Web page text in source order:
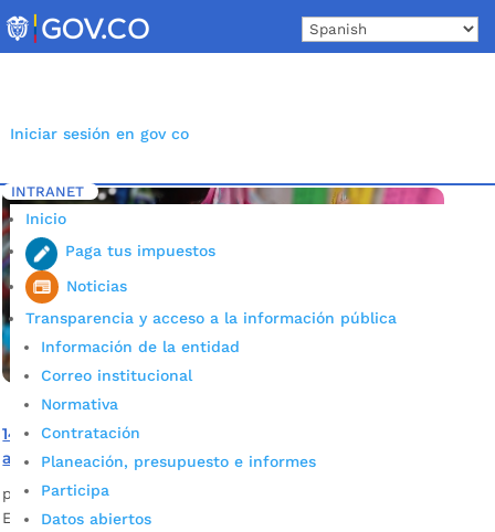
to
content
Iniciar sesión en gov co
INTRANET
Inicio
Paga tus impuestos
Noticias
Transparencia y acceso a la información pública
Información de la entidad
Correo institucional
Normativa
Contratación
Planeación, presupuesto e informes
Participa
Datos abiertos
Inicio 5 Etiqueta: Entorno seguro
141 bumangueses de los barrios priorizados se han unido
a la estrategia ‘Mi casa: un entorno seguro’
por Alcaldía de Bucaramanga
Está abierta la convocatoria para más personas mayores de